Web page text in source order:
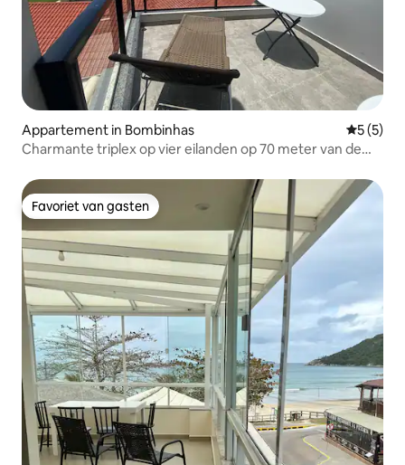
Appartement in Bombinhas
5 (5)
Charmante triplex op vier eilanden op 70 meter van de
Favoriet van gasten
Favoriet van gasten